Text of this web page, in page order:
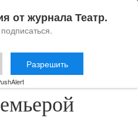
балет
от журнала Театр.
Разрешить